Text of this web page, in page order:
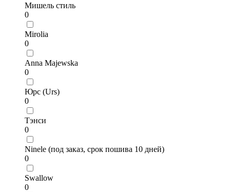
Мишель стиль
0
Mirolia
0
Anna Majewska
0
Юрс (Urs)
0
Тэнси
0
Ninele (под заказ, срок пошива 10 дней)
0
Swallow
0